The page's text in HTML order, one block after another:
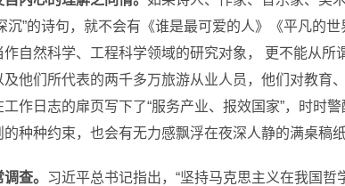
”的诗句，就不会有《谁是最可爱的人》《平凡的
自然科学、工程科学领域的研究对象， 更不能从所
他们所代表的两千多万旅游从业人员，他们对教育
作日志的扉页写下了“服务产业、报效国家”，时时
种种约束，也会有无力感飘浮在夜深人静的满桌稿
查。 习近平总书记指出，“坚持马克思主义在我国